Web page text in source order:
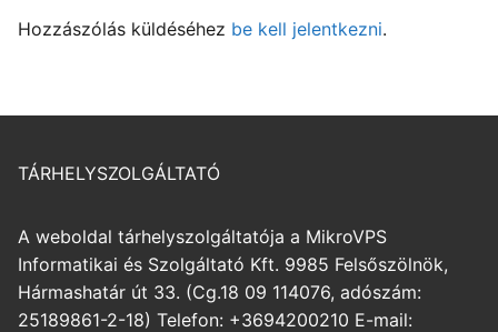
Hozzászólás küldéséhez be kell jelentkezni.
TÁRHELYSZOLGÁLTATÓ
A weboldal tárhelyszolgáltatója a MikroVPS
Informatikai és Szolgáltató Kft. 9985 Felsőszölnök,
Hármashatár út 33. (Cg.18 09 114076, adószám:
25189861-2-18) Telefon: +3694200210 E-mail: